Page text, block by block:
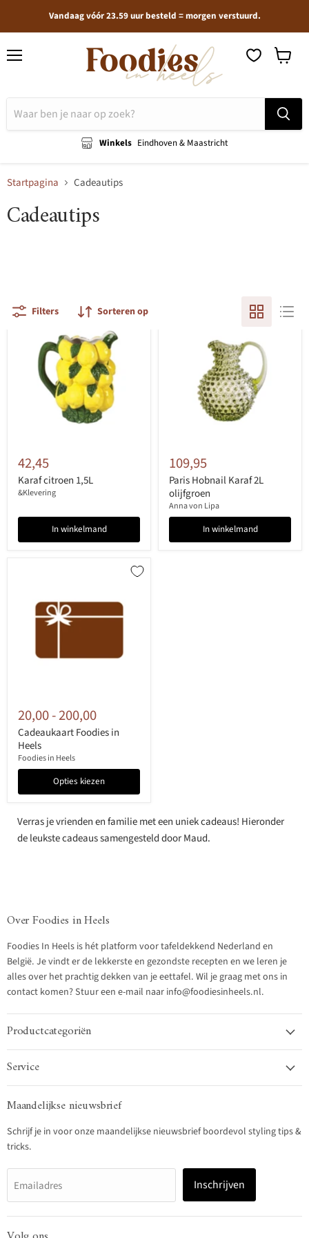
Vandaag vóór 23.59 uur besteld = morgen verstuurd.
Winkels Eindhoven & Maastricht
Startpagina Cadeautips
Cadeautips
Filters Sorteren op
42,45
Karaf citroen 1,5L
&Klevering
In winkelmand
109,95
Paris Hobnail Karaf 2L
olijfgroen
Anna von Lipa
In winkelmand
20,00-200,00
Cadeaukaart Foodies in
Heels
Foodies in Heels
Opties kiezen
Verras je vrienden en familie met een uniek cadeaus! Hieronder
de leukste cadeaus samengesteld door Maud.
Over Foodies in Heels
Foodies In Heels is hét platform voor tafeldekkend Nederland en
België. Je vindt er de lekkerste en gezondste recepten en we leren je
alles over het prachtig dekken van je eettafel. Wil je graag met ons in
contact komen? Stuur een e-mail naar info@foodiesinheels.nl.
Productcategoriën
Service
Maandelijkse nieuwsbrief
Schrijf je in voor onze maandelijkse nieuwsbrief boordevol styling tips &
tricks.
Emailadres Inschrijven